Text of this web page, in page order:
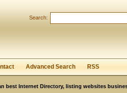
Search:
Advanced Search RSS
best Internet Directory, listing websites